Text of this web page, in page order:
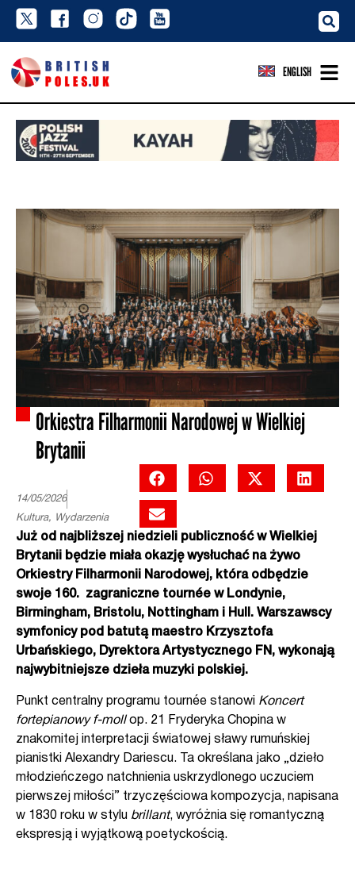
ENGLISH
Orkiestra Filharmonii Narodowej w Wielkiej
Brytanii
14/05/2026
Kultura, Wydarzenia
Już od najbliższej niedzieli publiczność w Wielkiej
Brytanii będzie miała okazję wysłuchać na żywo
Orkiestry Filharmonii Narodowej, która odbędzie
swoje 160. zagraniczne tournée w Londynie,
Birmingham, Bristolu, Nottingham i Hull. Warszawscy
symfonicy pod batutą maestro Krzysztofa
Urbańskiego, Dyrektora Artystycznego FN, wykonają
najwybitniejsze dzieła muzyki polskiej.
Punkt centralny programu tournée stanowi Koncert
fortepianowy f-mollop. 21 Fryderyka Chopina w
znakomitej interpretacji światowej sławy rumuńskiej
pianistki Alexandry Dariescu. Ta określana jako „dzieło
młodzieńczego natchnienia uskrzydlonego uczuciem
pierwszej miłości” trzyczęściowa kompozycja, napisana
w 1830 roku w stylu brillant, wyróżnia się romantyczną
ekspresją i wyjątkową poetyckością.